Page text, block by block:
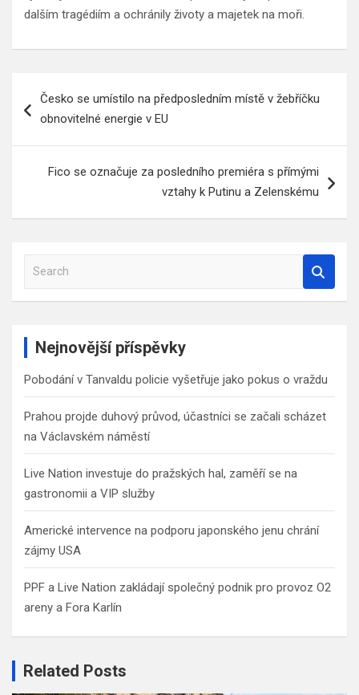
dalším tragédiím a ochránily životy a majetek na moři.
proČesko se umístilo na předposledním místě v žebříčku
obnovitelné energie v EU
Fico se označuje za posledního premiéra s přímými
vztahy k Putinu a Zelenskému
a
Nejnovější příspěvky
Pobodání v Tanvaldu policie vyšetřuje jako pokus o vraždu
Prahou projde duhový průvod, účastníci se začali scházet
na Václavském náměstí
Live Nation investuje do pražských hal, zaměří se na
gastronomii a VIP služby
Americké intervence na podporu japonského jenu chrání
zájmy USA
PPF a Live Nation zakládají společný podnik pro provoz O2
areny a Fora Karlín
Related Posts